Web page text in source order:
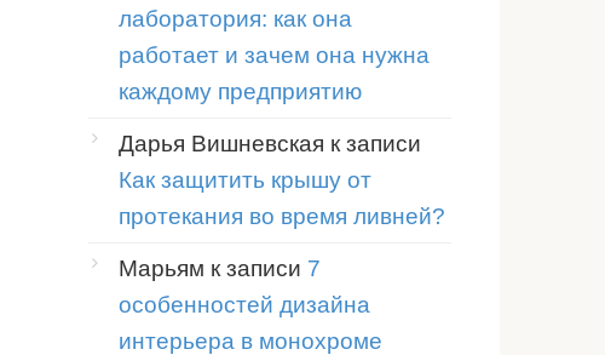
лаборатория: как она
работает и зачем она нужна
каждому предприятию
Дарья Вишневская к записи
Как защитить крышу от
протекания во время ливней?
Марьям к записи 7
особенностей дизайна
интерьера в монохроме